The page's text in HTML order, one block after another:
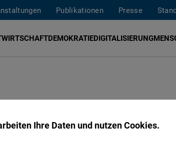
Publikationen Presse
DEMOKRATIEDIGITALISIERUNG
Ihre Daten und nutzen Cookies.